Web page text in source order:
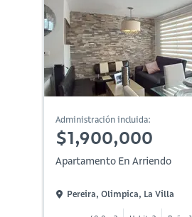
Administración incluida:
$1,900,000
Apartamento En Arriendo
Pereira, Olimpica, La Villa